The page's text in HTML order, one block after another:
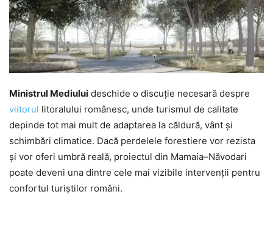
Ministrul Mediului deschide o discuție necesară despre
viitorul litoralului românesc, unde turismul de calitate
depinde tot mai mult de adaptarea la căldură, vânt și
schimbări climatice. Dacă perdelele forestiere vor rezista
și vor oferi umbră reală, proiectul din Mamaia–Năvodari
poate deveni una dintre cele mai vizibile intervenții pentru
confortul turiștilor români.